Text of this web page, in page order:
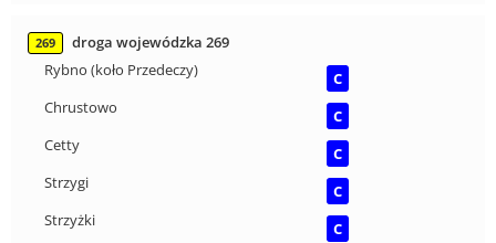
269
droga wojewódzka 269
Rybno (koło Przedeczy)
C
Chrustowo
C
Cetty
C
Strzygi
C
Strzyżki
C